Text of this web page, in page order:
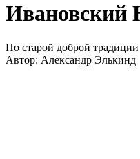
Ивановский
По старой доброй традиции
Автор: Александр Элькинд